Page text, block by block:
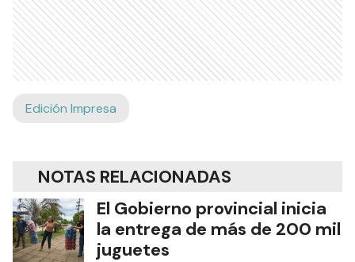
Edición Impresa
NOTAS RELACIONADAS
El Gobierno provincial inicia
la entrega de más de 200 mil
juguetes